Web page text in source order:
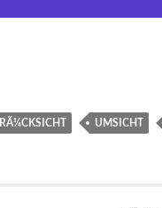
RÃ¼CKSICHT UMSICHT